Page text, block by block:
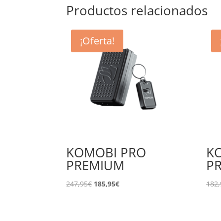
Productos relacionados
¡Oferta!
KOMOBI PRO
PREMIUM
247,95€ El
185,95€El